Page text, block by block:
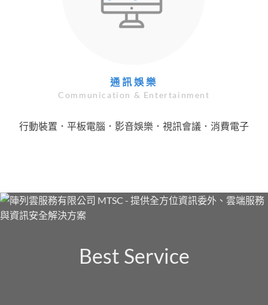
通訊娛樂
Communication & Entertainment
行動裝置．平板電腦．影音娛樂．視訊會議．消費電子
Best Service